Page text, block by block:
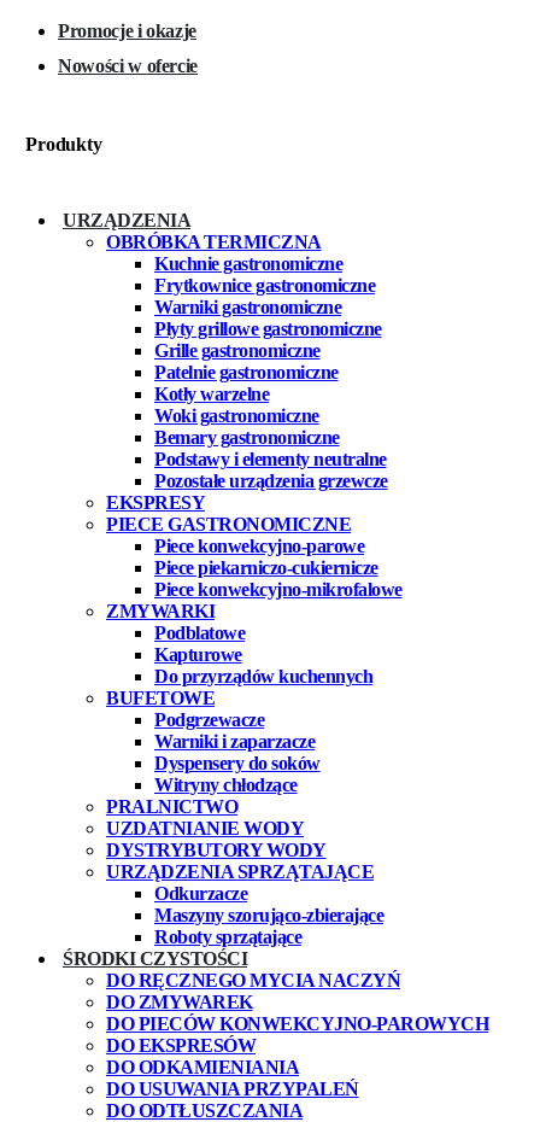
Promocje i okazje
Nowości w ofercie
Produkty
URZĄDZENIA
OBRÓBKA TERMICZNA
Kuchnie gastronomiczne
Frytkownice gastronomiczne
Warniki gastronomiczne
Płyty grillowe gastronomiczne
Grille gastronomiczne
Patelnie gastronomiczne
Kotły warzelne
Woki gastronomiczne
Bemary gastronomiczne
Podstawy i elementy neutralne
Pozostałe urządzenia grzewcze
EKSPRESY
PIECE GASTRONOMICZNE
Piece konwekcyjno-parowe
Piece piekarniczo-cukiernicze
Piece konwekcyjno-mikrofalowe
ZMYWARKI
Podblatowe
Kapturowe
Do przyrządów kuchennych
BUFETOWE
Podgrzewacze
Warniki i zaparzacze
Dyspensery do soków
Witryny chłodzące
PRALNICTWO
UZDATNIANIE WODY
DYSTRYBUTORY WODY
URZĄDZENIA SPRZĄTAJĄCE
Odkurzacze
Maszyny szorująco-zbierające
Roboty sprzątające
ŚRODKI CZYSTOŚCI
DO RĘCZNEGO MYCIA NACZYŃ
DO ZMYWAREK
DO PIECÓW KONWEKCYJNO-PAROWYCH
DO EKSPRESÓW
DO ODKAMIENIANIA
DO USUWANIA PRZYPALEŃ
DO ODTŁUSZCZANIA